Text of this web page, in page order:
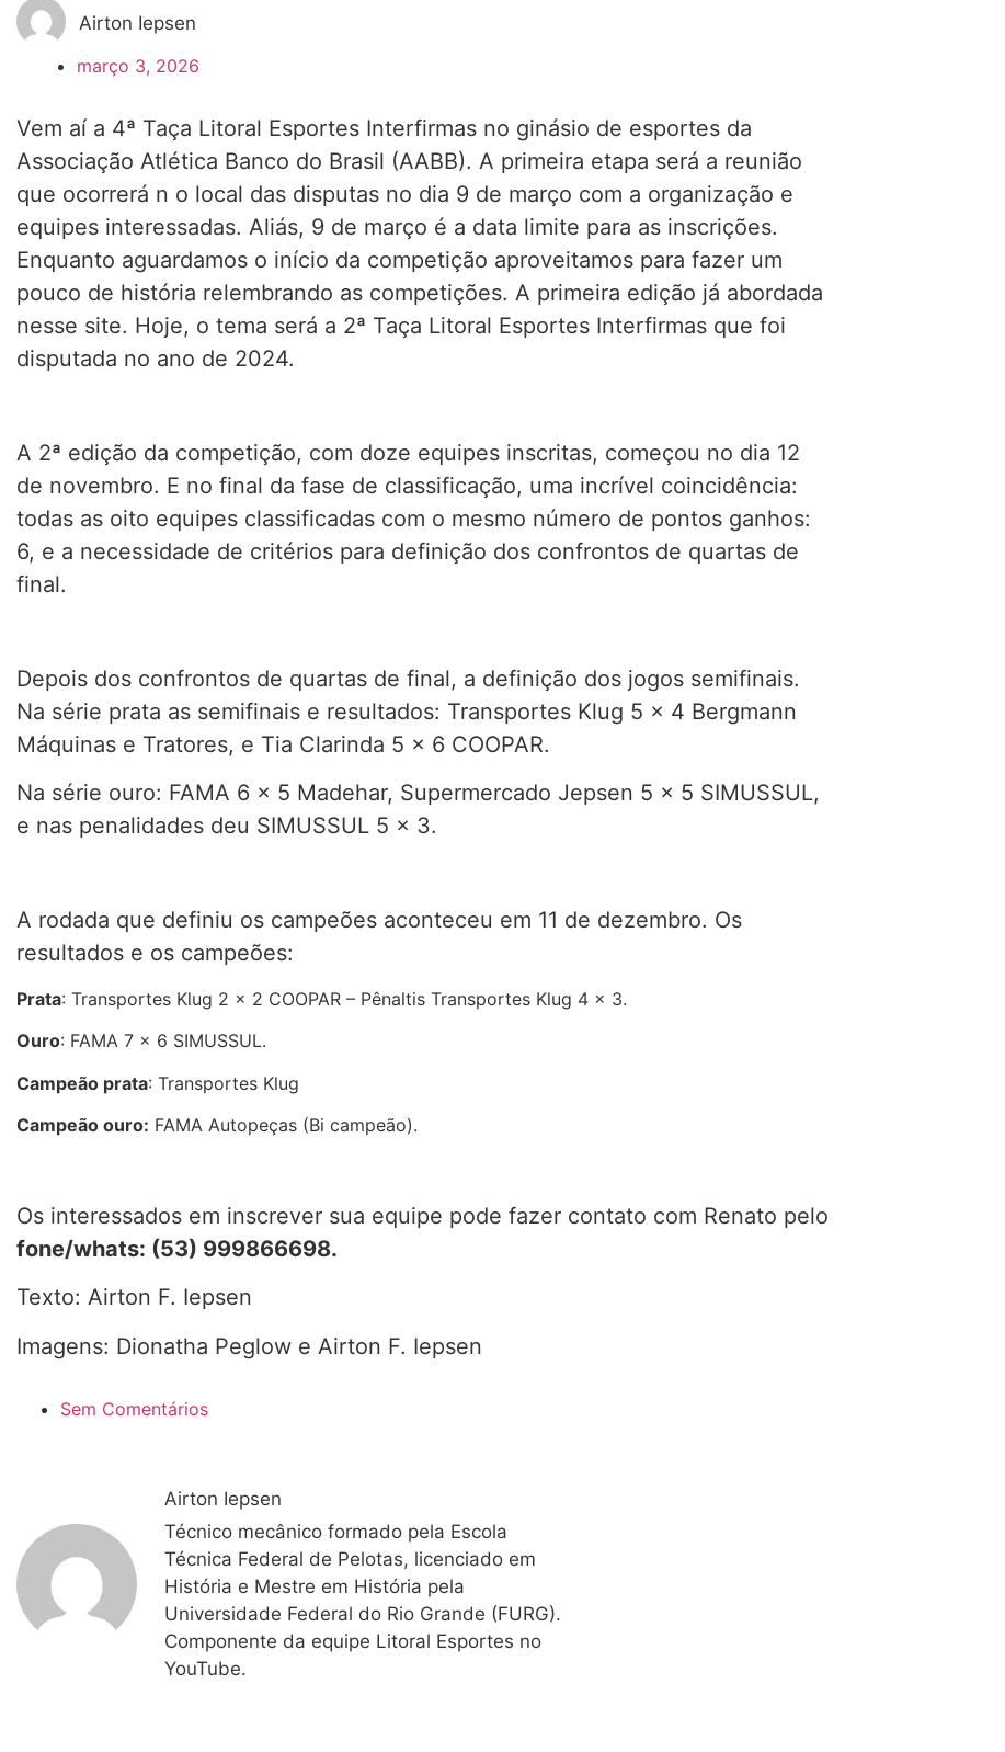
Airton Iepsen
março 3, 2026
Vem aí a 4ª Taça Litoral Esportes Interfirmas no ginásio de esportes da
Associação Atlética Banco do Brasil (AABB). A primeira etapa será a reunião
que ocorrerá n o local das disputas no dia 9 de março com a organização e
equipes interessadas. Aliás, 9 de março é a data limite para as inscrições.
Enquanto aguardamos o início da competição aproveitamos para fazer um
pouco de história relembrando as competições. A primeira edição já abordada
nesse site. Hoje, o tema será a 2ª Taça Litoral Esportes Interfirmas que foi
disputada no ano de 2024.
A 2ª edição da competição, com doze equipes inscritas, começou no dia 12
de novembro. E no final da fase de classificação, uma incrível coincidência:
todas as oito equipes classificadas com o mesmo número de pontos ganhos:
6, e a necessidade de critérios para definição dos confrontos de quartas de
final.
Depois dos confrontos de quartas de final, a definição dos jogos semifinais.
Na série prata as semifinais e resultados: Transportes Klug 5 x 4 Bergmann
Máquinas e Tratores, e Tia Clarinda 5 x 6 COOPAR.
Na série ouro: FAMA 6 x 5 Madehar, Supermercado Jepsen 5 x 5 SIMUSSUL,
e nas penalidades deu SIMUSSUL 5 x 3.
A rodada que definiu os campeões aconteceu em 11 de dezembro. Os
resultados e os campeões:
Prata: Transportes Klug 2 x 2 COOPAR – Pênaltis Transportes Klug 4 x 3.
Ouro: FAMA 7 x 6 SIMUSSUL.
Campeão prata: Transportes Klug
Campeão ouro: FAMA Autopeças (Bi campeão).
Os interessados em inscrever sua equipe pode fazer contato com Renato pelo
fone/whats: (53) 999866698.
Texto: Airton F. Iepsen
Imagens: Dionatha Peglow e Airton F. Iepsen
Sem Comentários
Airton Iepsen
Técnico mecânico formado pela Escola
Técnica Federal de Pelotas, licenciado em
História e Mestre em História pela
Universidade Federal do Rio Grande (FURG).
Componente da equipe Litoral Esportes no
YouTube.